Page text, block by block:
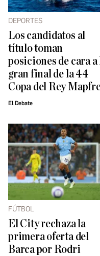
DEPORTES
Los candidatos al
título toman
posiciones de cara a
gran final de la 44
Copa del Rey
El Debate
FÚTBOL
El City rechaza la
primera oferta del
Barca por Rodri